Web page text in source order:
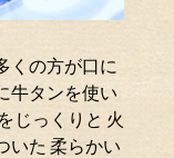
くの方が口に
牛タンを使い
じっくりと 火
いた 柔らかい